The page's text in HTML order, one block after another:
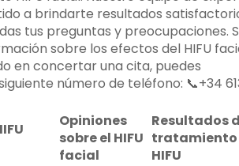
a brindarte resultados
tus preguntas y preocupaciones.
sobre los efectos del HIFU
en concertar una cita, puedes
número de teléfono: 📞+34
Opiniones
sobre el HIFU
facial
Resultados
tratamiento
HIFU